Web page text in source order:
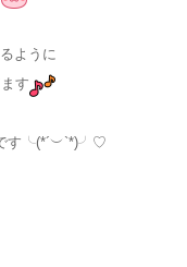
ように
す
す╰(*´︶`*)╯♡